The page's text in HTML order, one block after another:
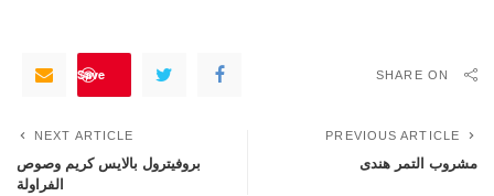
SHARE ON
Save
PREVIOUS ARTICLE
مشروب التمر هندى
NEXT ARTICLE
بروفيترول بالايس كريم وصوص
الفراولة